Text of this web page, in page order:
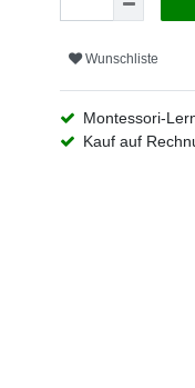
Wunschliste
Montessori-
Kauf auf